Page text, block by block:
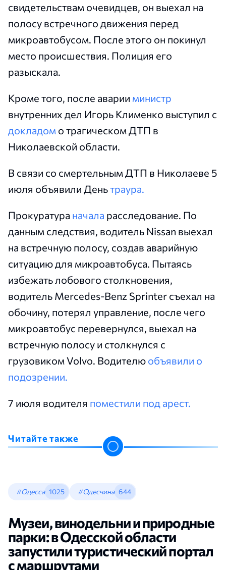
свидетельствам очевидцев, он выехал на
полосу встречного движения перед
микроавтобусом. После этого он покинул
место происшествия. Полиция его
разыскала.
Кроме того, после аварии министр
внутренних дел Игорь Клименко выступил с
докладом о трагическом ДТП в
Николаевской области.
В связи со смертельным ДТП в Николаеве 5
июля объявили Деньтраура.
Прокуратура начала расследование. По
данным следствия, водитель Nissan выехал
на встречную полосу, создав аварийную
ситуацию для микроавтобуса. Пытаясь
избежать лобового столкновения,
водитель Mercedes-Benz Sprinter съехал на
обочину, потерял управление, после чего
микроавтобус перевернулся, выехал на
встречную полосу и столкнулся с
грузовиком Volvo. Водителю объявили о
подозрении.
7 июля водителя поместили под арест.
Читайте также
#Одесса 1025 #Одесчина 644
Музеи, винодельни и природные
парки: в Одесской области
запустили туристический портал
с маршрутами